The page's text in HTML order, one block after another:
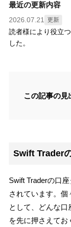
最近の更新内容
2026.07.21 更新
読者様により役立
した。
この記事の見
Swift Trader
Swift Traderの口
されています。
として、どんな
を先に押さえて